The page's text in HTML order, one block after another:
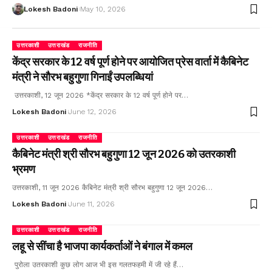
Lokesh Badoni May 10, 2026
उत्तरकाशी उत्तराखंड राजनीति
केंद्र सरकार के 12 वर्ष पूर्ण होने पर आयोजित प्रेस वार्ता में कैबिनेट
मंत्री ने सौरभ बहुगुणा गिनाईं उपलब्धियां
उत्तरकाशी, 12 जून 2026 *केंद्र सरकार के 12 वर्ष पूर्ण होने पर…
Lokesh Badoni June 12, 2026
उत्तरकाशी उत्तराखंड राजनीति
कैबिनेट मंत्री श्री सौरभ बहुगुणा 12 जून 2026 को उतरकाशी
भ्रमण
उत्तरकाशी, 11 जून 2026 कैबिनेट मंत्री श्री सौरभ बहुगुणा 12 जून 2026…
Lokesh Badoni June 11, 2026
उत्तरकाशी उत्तराखंड राजनीति
लहू से सींचा है भाजपा कार्यकर्ताओं ने बंगाल में कमल
पुरोला उतरकाशी कुछ लोग आज भी इस गलतफहमी में जी रहे हैं…